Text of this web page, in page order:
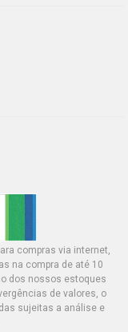
compras via internet,
na compra de até 10
dos nossos estoques
de valores, o
sujeitas a análise e